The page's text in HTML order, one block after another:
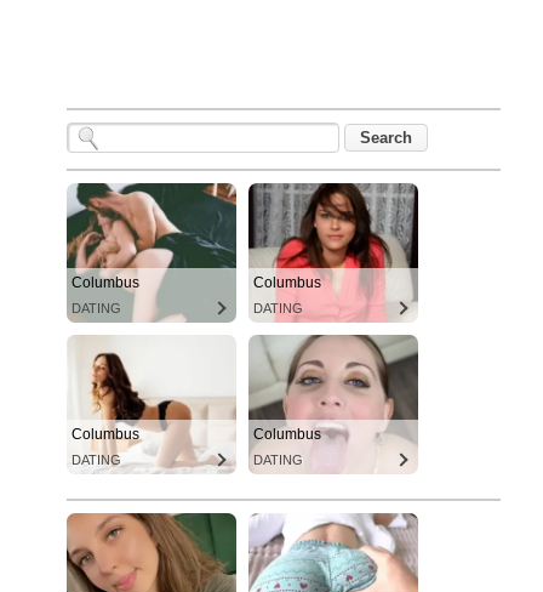
Columbus
DATING
Columbus
DATING
Columbus
DATING
Columbus
DATING